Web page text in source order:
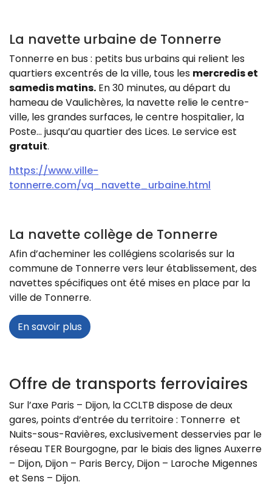
La navette urbaine de Tonnerre
Tonnerre en bus : petits bus urbains qui relient les
quartiers excentrés de la ville, tous les mercredis et
samedis matins. En 30 minutes, au départ du
hameau de Vaulichères, la navette relie le centre-
ville, les grandes surfaces, le centre hospitalier, la
Poste… jusqu’au quartier des Lices. Le service est
gratuit.
https://www.ville-
tonnerre.com/vq_navette_urbaine.html
La navette collège de Tonnerre
Afin d’acheminer les collégiens scolarisés sur la
commune de Tonnerre vers leur établissement, des
navettes spécifiques ont été mises en place par la
ville de Tonnerre.
En savoir plus
Offre de transports ferroviaires
Sur l’axe Paris – Dijon, la CCLTB dispose de deux
gares, points d’entrée du territoire : Tonnerre et
Nuits-sous-Ravières, exclusivement desservies par le
réseau TER Bourgogne, par le biais des lignes Auxerre
– Dijon, Dijon – Paris Bercy, Dijon – Laroche Migennes
et Sens – Dijon.